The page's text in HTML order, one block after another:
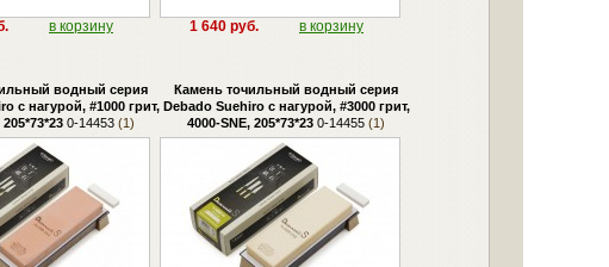
в корзину 1 640 руб. в корзину
водный серия
с нагурой, #1000 грит,
205*73*23 0-14453 (1)
Камень точильный водный серия
Debado Suehiro с нагурой, #3000 грит,
4000-SNE, 205*73*23 0-14455 (1)